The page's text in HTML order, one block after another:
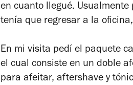
en cuanto llegué.
tenía que regresar a la
En mi visita pedí el paquete
el cual consiste en un doble
para afeitar, aftershave y